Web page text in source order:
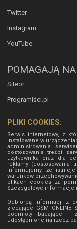
Twitter
Instagram
YouTube
POMAGAJĄ
Siteor
Programiści.pl
PLIKI COOKIES:
Serwis internetowy, z
instalowane w
administrowania
dostosowania treści
użytkownika oraz dla
reklamy (dostosowania
Informujemy, że
warunków
plikach cookies za
Szczegółowe informacje
Odbiorcą informacji z
zlecające GSM
podmioty badające i
udostępnione na rzecz